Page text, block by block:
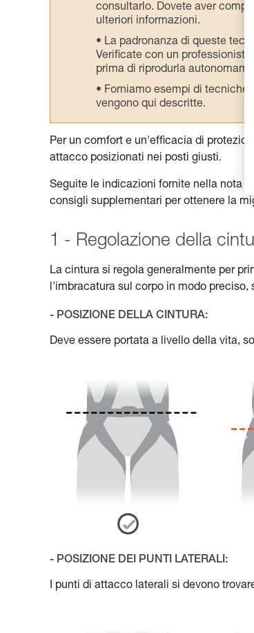
consultarlo. Dovete aver
ulteriori informazioni.
La padronanza di queste
Verificate con un
prima di riprodurla
Forniamo esempi di tecniche
vengono qui descritte.
Per un comfort e un'efficacia di
attacco posizionati nei posti giusti.
Seguite le indicazioni fornite nella nota
consigli supplementari per ottenere la
1 - Regolazione della
La cintura si regola generalmente per
l'imbracatura sul corpo in modo preciso,
- POSIZIONE DELLA CINTURA:
Deve essere portata a livello della vita,
- POSIZIONE DEI PUNTI LATERALI:
I punti di attacco laterali si devono